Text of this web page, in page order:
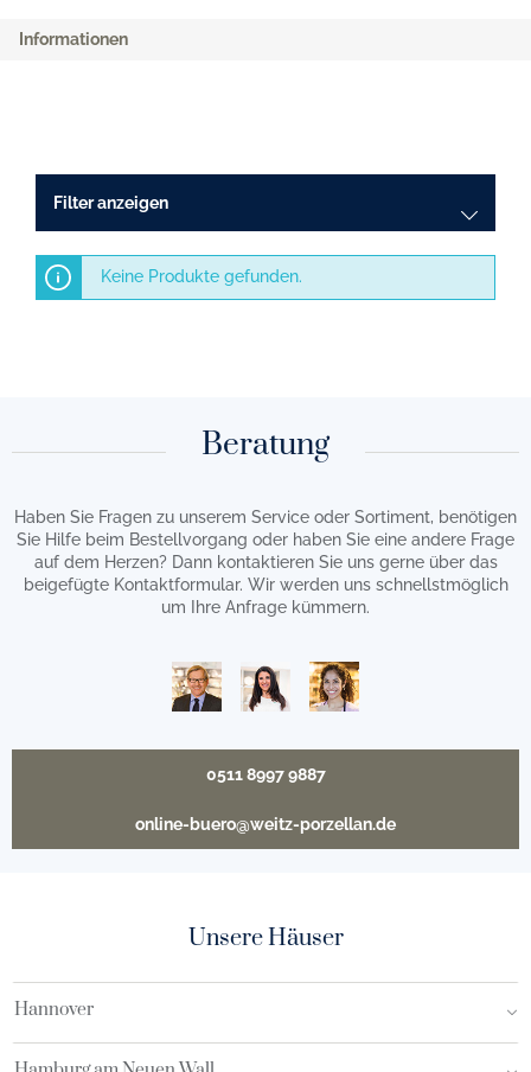
Informationen
Filter anzeigen
Keine Produkte gefunden.
Beratung
Haben Sie Fragen zu unserem Service oder Sortiment, benötigen
Sie Hilfe beim Bestellvorgang oder haben Sie eine andere Frage
auf dem Herzen? Dann kontaktieren Sie uns gerne über das
beigefügte Kontaktformular. Wir werden uns schnellstmöglich
um Ihre Anfrage kümmern.
0511 8997 9887
online-buero@weitz-porzellan.de
Unsere Häuser
Hannover